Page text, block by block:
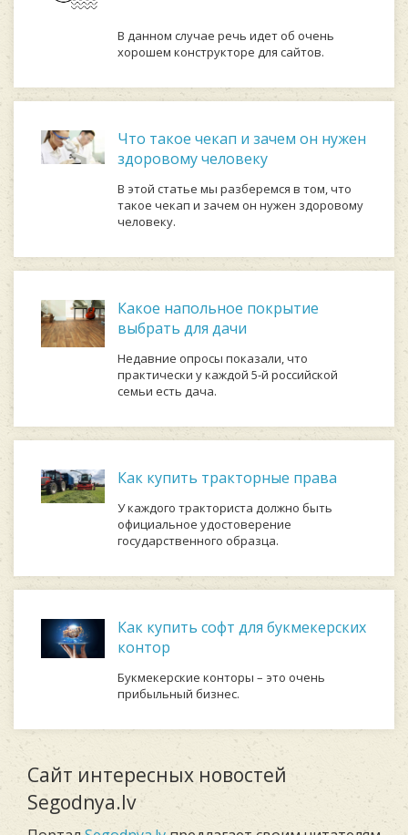
В данном случае речь идет об очень
хорошем конструкторе для сайтов.
Что такое чекап и зачем он нужен
здоровому человеку
В этой статье мы разберемся в том, что
такое чекап и зачем он нужен здоровому
человеку.
Какое напольное покрытие
выбрать для дачи
Недавние опросы показали, что
практически у каждой 5-й российской
семьи есть дача.
Как купить тракторные права
У каждого тракториста должно быть
официальное удостоверение
государственного образца.
Как купить софт для букмекерских
контор
Букмекерские конторы – это очень
прибыльный бизнес.
Сайт интересных новостей
Segodnya.lv